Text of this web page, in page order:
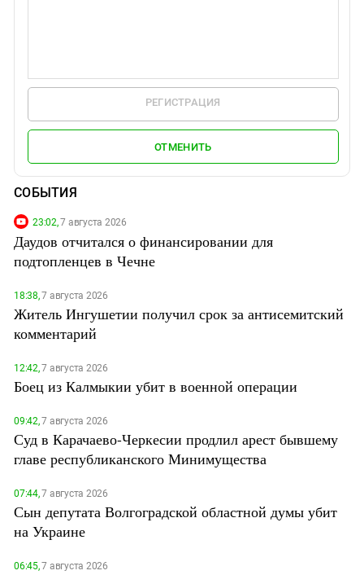
РЕГИСТРАЦИЯ
ОТМЕНИТЬ
СОБЫТИЯ
23:02,7 августа 2026
Даудов отчитался о финансировании для
подтопленцев в Чечне
18:38,7 августа 2026
Житель Ингушетии получил срок за антисемитский
комментарий
12:42,7 августа 2026
Боец из Калмыкии убит в военной операции
09:42,7 августа 2026
Суд в Карачаево-Черкесии продлил арест бывшему
главе республиканского Минимущества
07:44,7 августа 2026
Сын депутата Волгоградской областной думы убит
на Украине
06:45,7 августа 2026